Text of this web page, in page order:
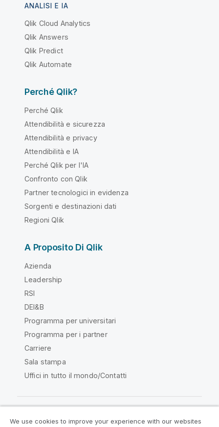
ANALISI E IA
Qlik Cloud Analytics
Qlik Answers
Qlik Predict
Qlik Automate
Perché Qlik?
Perché Qlik
Attendibilità e sicurezza
Attendibilità e privacy
Attendibilità e IA
Perché Qlik per l'IA
Confronto con Qlik
Partner tecnologici in evidenza
Sorgenti e destinazioni dati
Regioni Qlik
A Proposito Di Qlik
Azienda
Leadership
RSI
DEI&B
Programma per universitari
Programma per i partner
Carriere
Sala stampa
Uffici in tutto il mondo/Contatti
We use cookies to improve your experience with our websites